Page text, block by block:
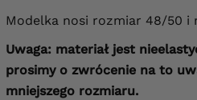
Modelka nosi rozmiar 48/50 i
Uwaga: materiał jest
prosimy o zwrócenie na to
mniejszego rozmiaru.